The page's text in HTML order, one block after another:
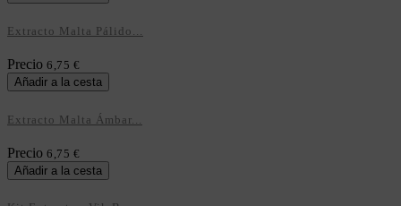
Extracto Malta Pálido...
Precio 6,75 €
Añadir a la cesta
Extracto Malta Ámbar...
Precio 6,75 €
Añadir a la cesta